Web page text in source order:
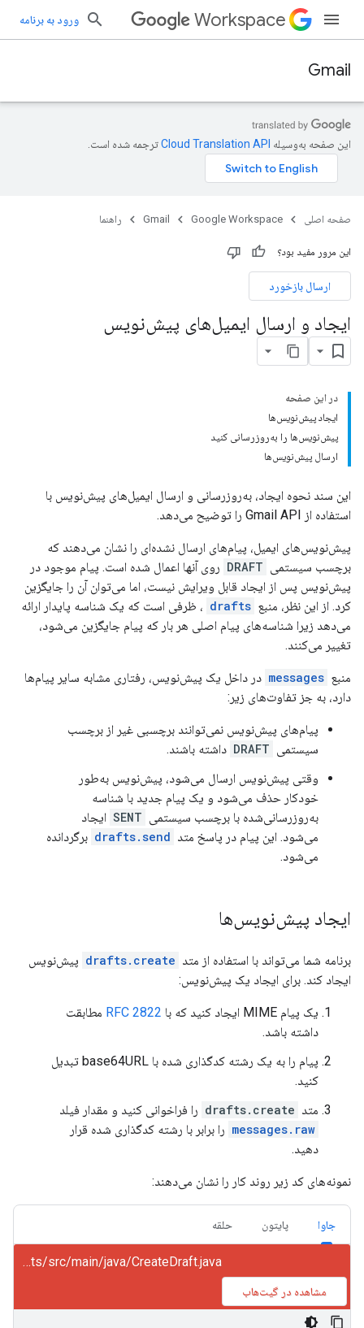
Workspace ورود به برنامه
Gmail
این صفحه به‌وسیله ترجمه شده است.
صفحه اصلی Google Workspace
Gmail راهنما
این مرور مفید بود؟
ارسال بازخورد
ایجاد و ارسال ایمیل‌های پیش‌نویس
در این صفحه
ایجاد پیش‌نویس‌ها
پیش‌نویس‌ها را به‌روزرسانی کنید
ارسال پیش‌نویس‌ها
این سند نحوه ایجاد، به‌روزرسانی و ارسال ایمیل‌های پیش‌نویس با
استفاده از Gmail API را توضیح می‌دهد.
پیش‌نویس‌های ایمیل، پیام‌های ارسال نشده‌ای را نشان می‌دهند که
برچسب سیستمی DRAFT روی آنها اعمال شده است. پیام موجود در
پیش‌نویس پس از ایجاد قابل ویرایش نیست، اما می‌توان آن را جایگزین
کرد. از این نظر، منبع drafts ، ظرفی است که یک شناسه پایدار ارائه
می‌دهد زیرا شناسه‌های پیام اصلی هر بار که پیام جایگزین می‌شود،
تغییر می‌کنند.
منبع messages در داخل یک پیش‌نویس، رفتاری مشابه سایر پیام‌ها
دارد، به جز تفاوت‌های زیر:
پیام‌های پیش‌نویس نمی‌توانند برچسبی غیر از برچسب
سیستمی DRAFT داشته باشند.
وقتی پیش‌نویس ارسال می‌شود، پیش‌نویس به‌طور
خودکار حذف می‌شود و یک پیام جدید با شناسه
به‌روزرسانی‌شده با برچسب سیستمی SENT ایجاد
می‌شود. این پیام در پاسخ متد drafts.send برگردانده
می‌شود.
ایجاد پیش‌نویس‌ها
برنامه شما می‌تواند با استفاده از متد drafts.create پیش‌نویس
ایجاد کند. برای ایجاد یک پیش‌نویس:
یک پیام MIME ایجاد کنید که با RFC 2822 مطابقت
داشته باشد.
پیام را به یک رشته کدگذاری شده با base64URL تبدیل
کنید.
متد drafts.create را فراخوانی کنید و مقدار فیلد
messages.raw را برابر با رشته کدگذاری شده قرار
دهید.
نمونه‌های کد زیر روند کار را نشان می‌دهند:
جاوا پایتون حلقه
gmail/snippets/src/main/java/CreateDraft.java
مشاهده در گیت‌هاب